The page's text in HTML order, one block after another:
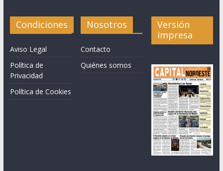
Condiciones
Aviso Legal
Política de
Privacidad
Política de Cookies
Nosotros
Contacto
Quiénes somos
Versión
impresa